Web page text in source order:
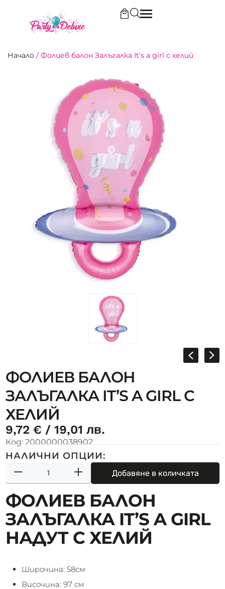
Начало / Фолиев балон Залъгалка It’s a girl с хелий
ФОЛИЕВ БАЛОН
ЗАЛЪГАЛКА IT’S A GIRL С
ХЕЛИЙ
9,72 € / 19,01 лв.
Код: 2000000038902
НАЛИЧНИ ОПЦИИ:
Добавяне в количката
ФОЛИЕВ БАЛОН
ЗАЛЪГАЛКА IT’S A GIRL
НАДУТ С ХЕЛИЙ
Широчина: 58см
Височина: 97 см